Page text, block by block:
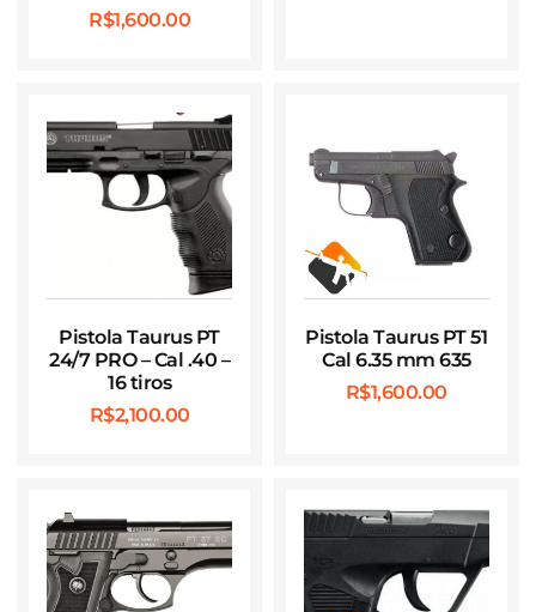
R$1,600.00
Pistola Taurus PT
24/7 PRO – Cal .40 –
16 tiros
R$2,100.00
Pistola Taurus PT 51
Cal 6.35 mm 635
R$1,600.00